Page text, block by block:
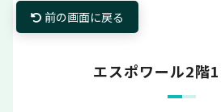
前の画面に戻る
エスポワール2階